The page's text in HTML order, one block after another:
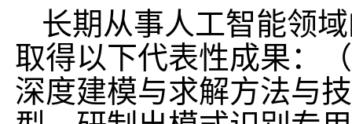
长期从事人工智能领
取得以下代表性成果：（
深度建模与求解方法与